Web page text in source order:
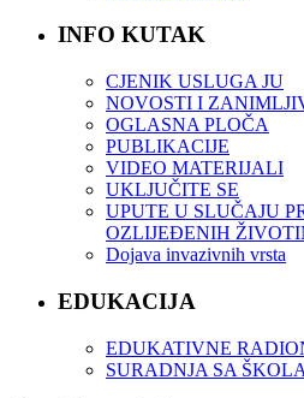
INFO KUTAK
CJENIK USLUGA JU
NOVOSTI I
OGLASNA PLOČA
PUBLIKACIJE
VIDEO MATERIJALI
UKLJUČITE SE
UPUTE U SLUČAJU
OZLIJEĐENIH
Dojava invazivnih vrsta
EDUKACIJA
EDUKATIVNE
SURADNJA SA